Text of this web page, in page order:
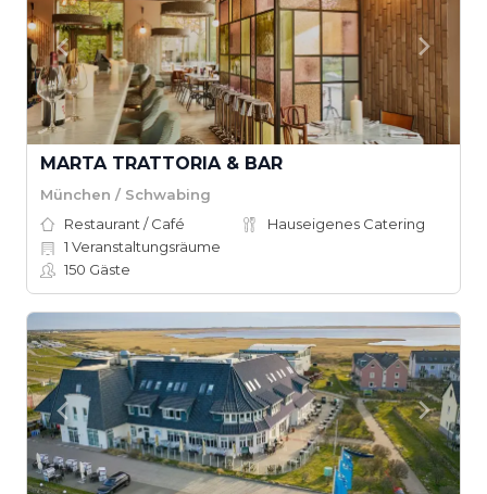
MARTA TRATTORIA & BAR
München / Schwabing
Restaurant / Café
Hauseigenes Catering
1 Veranstaltungsräume
150 Gäste